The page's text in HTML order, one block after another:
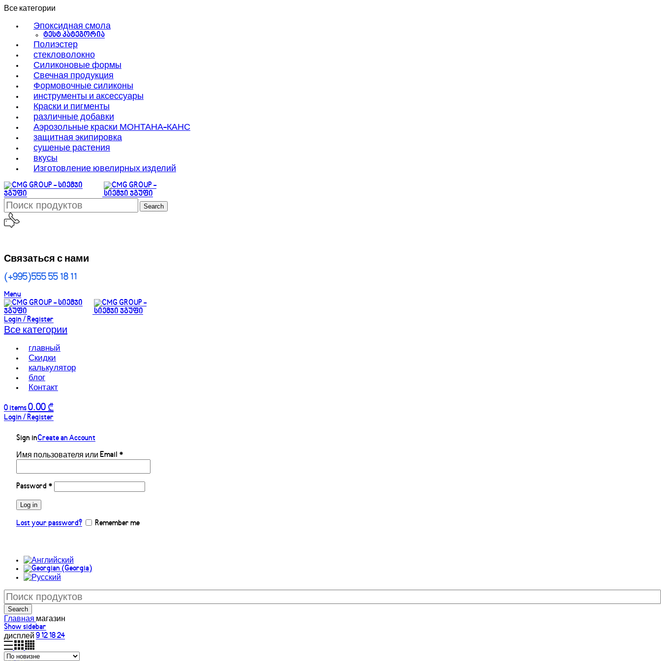
Все категории
Эпоксидная смола
ტესტ კატეგორია
Полиэстер
стекловолокно
Силиконовые формы
Свечная продукция
Формовочные силиконы
инструменты и аксессуары
Краски и пигменты
различные добавки
Аэрозольные краски МОНТАНА-КАНС
защитная экипировка
сушеные растения
вкусы
Изготовление ювелирных изделий
Search
Связаться с нами
(+995)555 55 18 11
Menu
Login / Register
Все категории
главный
Скидки
калькулятор
блог
Контакт
0 items0.00 ₾
Login / Register
Sign inCreate an Account
Имя пользователя или Email *
Password *
Log in
Lost your password? Remember me
Search
Главная магазин
Show sidebar
дисплей 9 12 1824